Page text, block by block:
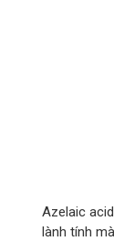
Azelaic
lành tính